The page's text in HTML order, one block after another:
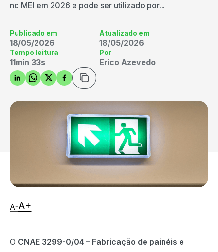
no MEI em 2026 e pode ser utilizado por...
Publicado em
18/05/2026
Atualizado em
18/05/2026
Tempo leitura
11min 33s
Por
Erico Azevedo
O CNAE 3299-0/04 – Fabricação de painéis e